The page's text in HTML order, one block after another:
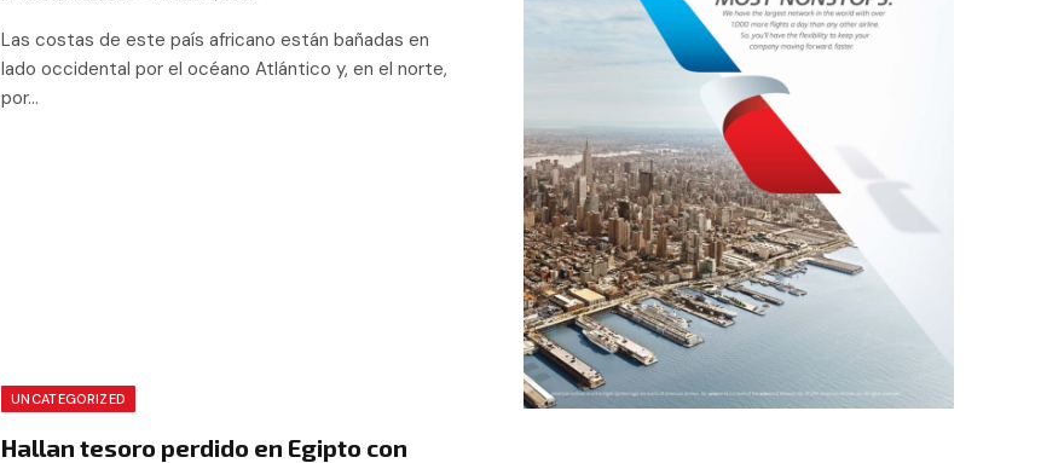
Las costas de este país africano están bañadas en
lado occidental por el océano Atlántico y, en el norte,
por…
UNCATEGORIZED
Hallan tesoro perdido en Egipto con